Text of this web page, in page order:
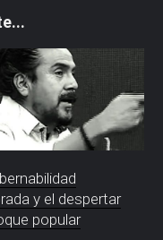
y el despertar
popular